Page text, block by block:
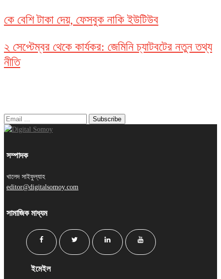
কে বেশি টাকা দেয়, ফেসবুক নাকি ইউটিউব
২ সেপ্টেম্বর থেকে কার্যকর: জেমিনি চ্যাটবটের নতুন তথ্য
নীতি
সম্পাদক
খালেদ সাইফুল্যাহ
editor@digitalsomoy.com
সামাজিক মাধ্যম
ইমেইল